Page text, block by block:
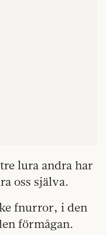
lura andra har
oss själva.
fnurror, i den
förmågan.